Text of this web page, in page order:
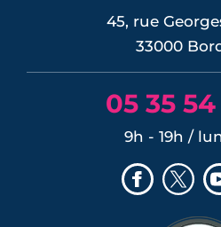
45, rue
33000
05 35
9h - 19h /